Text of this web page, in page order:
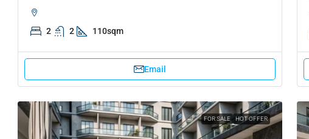
2 2 110sqm
Email
FOR SALE HOT OFFER